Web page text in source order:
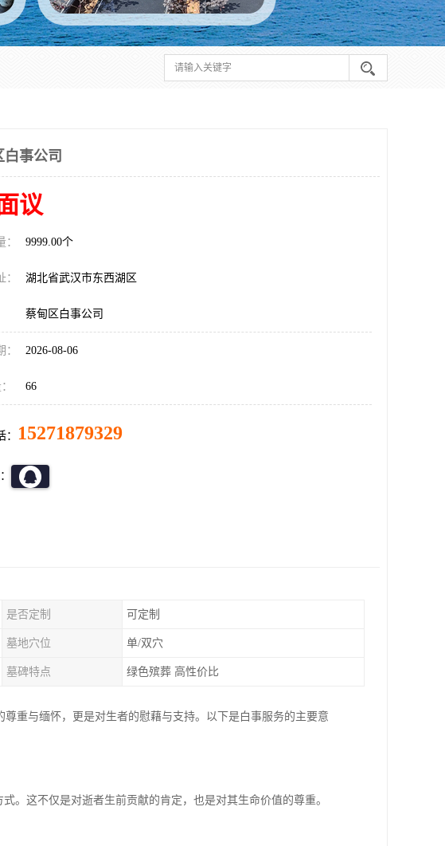
白事公司
议
9999.00个
湖北省武汉市东西湖区
蔡甸区白事公司
2026-08-06
66
15271879329
是否定制 可定制
墓地穴位 单/双穴
墓碑特点 绿色殡葬 高性价比
重与缅怀，更是对生者的慰藉与支持。以下是白事服务的主要意
。这不仅是对逝者生前贡献的肯定，也是对其生命价值的尊重。